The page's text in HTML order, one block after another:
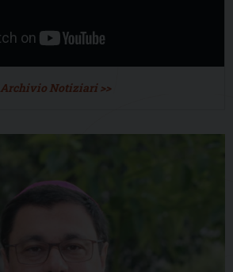
Archivio Notiziari >>